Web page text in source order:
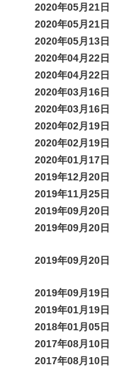
2020年05月21日
2020年05月21日
2020年05月13日
2020年04月22日
2020年04月22日
2020年03月16日
2020年03月16日
2020年02月19日
2020年02月19日
2020年01月17日
2019年12月20日
2019年11月25日
2019年09月20日
2019年09月20日
2019年09月20日
2019年09月19日
2019年01月19日
2018年01月05日
2017年08月10日
2017年08月10日